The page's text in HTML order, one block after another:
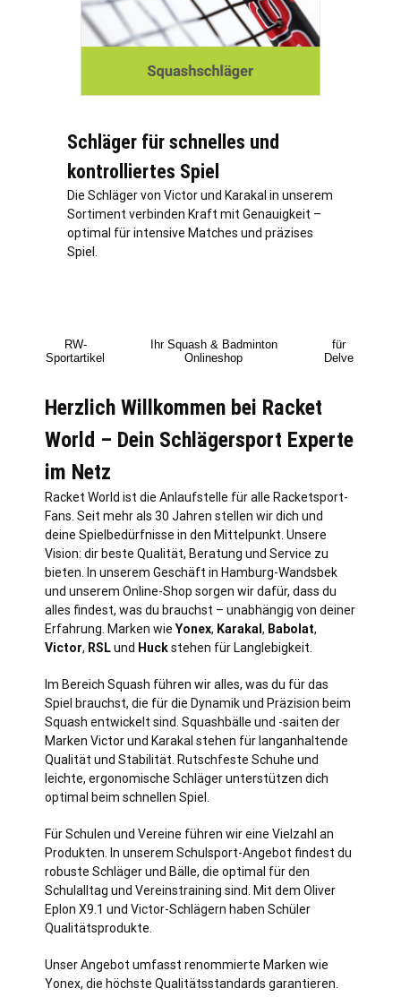
Schläger für schnelles und
kontrolliertes Spiel
Die Schläger von Victor und Karakal in unserem
Sortiment verbinden Kraft mit Genauigkeit –
optimal für intensive Matches und präzises
Spiel.
RW-
Sportartikel
Ihr Squash & Badminton
Onlineshop
für
Delve
Herzlich Willkommen bei Racket
World – Dein Schlägersport Experte
im Netz
Racket World ist die Anlaufstelle für alle Racketsport-
Fans. Seit mehr als 30 Jahren stellen wir dich und
deine Spielbedürfnisse in den Mittelpunkt. Unsere
Vision: dir beste Qualität, Beratung und Service zu
bieten. In unserem Geschäft in Hamburg-Wandsbek
und unserem Online-Shop sorgen wir dafür, dass du
alles findest, was du brauchst – unabhängig von deiner
Erfahrung. Marken wie Yonex, Karakal , Babolat,
Victor, RSLund Huckstehen für Langlebigkeit.
Im Bereich Squash führen wir alles, was du für das
Spiel brauchst, die für die Dynamik und Präzision beim
Squash entwickelt sind. Squashbälle und -saiten der
Marken Victor und Karakal stehen für langanhaltende
Qualität und Stabilität. Rutschfeste Schuhe und
leichte, ergonomische Schläger unterstützen dich
optimal beim schnellen Spiel.
Für Schulen und Vereine führen wir eine Vielzahl an
Produkten. In unserem Schulsport-Angebot findest du
robuste Schläger und Bälle, die optimal für den
Schulalltag und Vereinstraining sind. Mit dem Oliver
Eplon X9.1 und Victor-Schlägern haben Schüler
Qualitätsprodukte.
Unser Angebot umfasst renommierte Marken wie
Yonex, die höchste Qualitätsstandards garantieren.